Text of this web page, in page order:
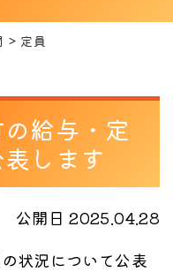
定員
給与・定
します
公開日 2025.04.28
状況について公表